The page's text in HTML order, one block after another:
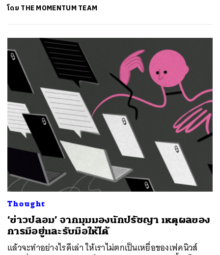
โดย THE MOMENTUM TEAM
Thought
‘ข่าวปลอม’ จากมุมมองนักปรัชญา เหตุผลของ
การมีอยู่และรับมือให้ได้
แล้วจะทำอย่างไรดีเล่า ให้เราไม่ตกเป็นเหยื่อของเฟคนิวส์